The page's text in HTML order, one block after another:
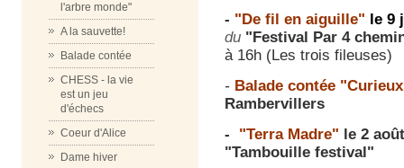
l'arbre monde"
A la sauvette!
Balade contée
CHESS - la vie
est un jeu
d'échecs
Coeur d'Alice
Dame hiver
- "De fil en aiguille" le 9
du "Festival Par 4
à 16h (Les trois fileuses)
- Balade contée
Rambervillers
- "Terra Madre" le 2
"Tambouille festival"